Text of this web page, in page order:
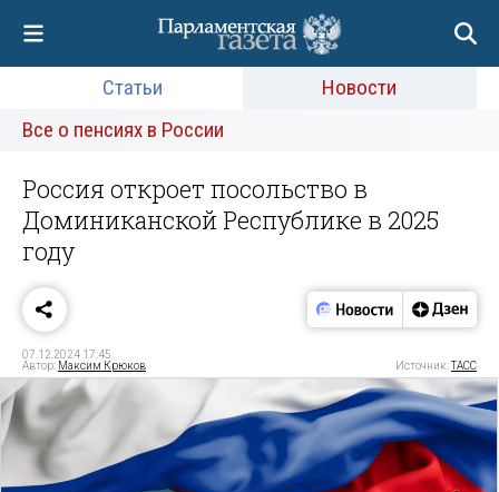
Статьи
Новости
Все о пенсиях в России
Россия откроет посольство в
Доминиканской Республике в 2025
году
07.12.2024 17:45
Автор: Максим Крюков Источник:ТАСС